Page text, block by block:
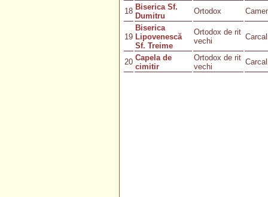
18 Biserica Sf.
Dumitru
Ortodox
19
Biserica
Lipovenescă
Sf. Treime
Ortodox de rit
vechi
20 Capela de
cimitir
Ortodox de rit
vechi